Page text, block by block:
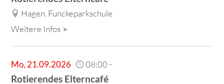
Hagen, Funckeparkschule
Weitere Infos
Mo, 21.09.2026 08:00-
Rotierendes Elterncafé